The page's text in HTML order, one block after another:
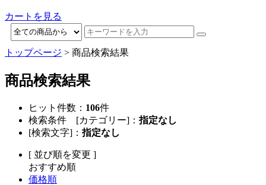
カートを見る
トップページ > 商品検索結果
商品検索結果
ヒット件数： 106件
検索条件 [カテゴリー]：指定なし
[検索文字]：指定なし
[ 並び順を変更 ]
おすすめ順
価格順